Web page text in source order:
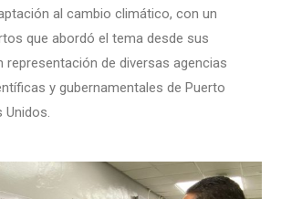
al cambio climático, con un
que abordó el tema desde sus
representación de diversas agencias
y gubernamentales de Puerto
Unidos.